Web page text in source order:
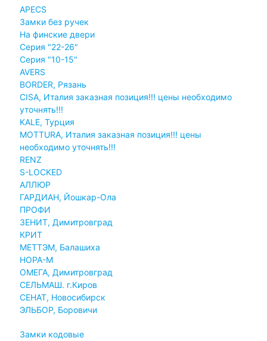
APECS
Замки без ручек
На финские двери
Серия "22-26"
Серия "10-15"
AVERS
BORDER, Рязань
CISA, Италия заказная позиция!!! цены необходимо
уточнять!!!
KALE, Турция
MOTTURA, Италия заказная позиция!!! цены
необходимо уточнять!!!
RENZ
S-LOCKED
АЛЛЮР
ГАРДИАН, Йошкар-Ола
ПРОФИ
ЗЕНИТ, Димитровград
КРИТ
МЕТТЭМ, Балашиха
НОРА-М
ОМЕГА, Димитровград
СЕЛЬМАШ. г.Киров
СЕНАТ, Новосибирск
ЭЛЬБОР, Боровичи
Замки кодовые